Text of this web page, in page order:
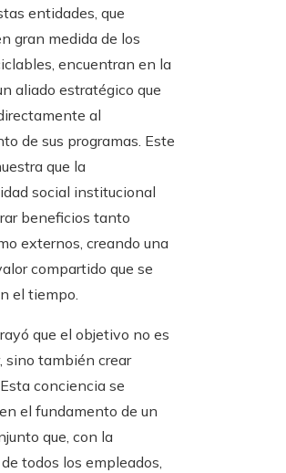
entidades, que
gran medida de los
encuentran en la
aliado estratégico que
al
de sus programas. Este
que la
social institucional
beneficios tanto
externos, creando una
compartido que se
el tiempo.
que el objetivo no es
sino también crear
conciencia se
el fundamento de un
que, con la
todos los empleados,